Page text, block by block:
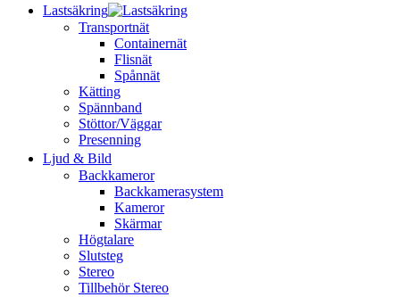
Lastsäkring
Transportnät
Containernät
Flisnät
Spånnät
Kätting
Spännband
Stöttor/Väggar
Presenning
Ljud & Bild
Backkameror
Backkamerasystem
Kameror
Skärmar
Högtalare
Slutsteg
Stereo
Tillbehör Stereo